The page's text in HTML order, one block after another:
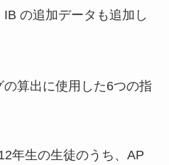
の追加データも追加し
算出に使用した6つの指
年生の生徒のうち、AP